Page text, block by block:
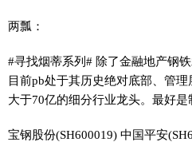
两瓢：
#寻找烟蒂系列# 除了金融地产钢
目前pb处于其历史绝对底部、管
大于70亿的细分行业龙头。最好是
宝钢股份(SH600019) 中国平安